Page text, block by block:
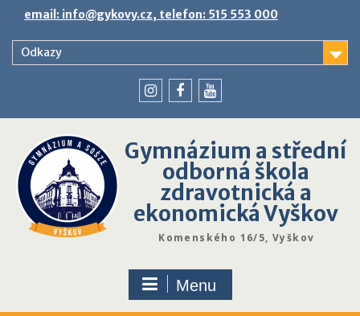
content
email: info@gykovy.cz, telefon: 515 553 000
Odkazy
Gymnázium a střední
odborná škola
zdravotnická a
ekonomická Vyškov
Komenského 16/5, Vyškov
Menu